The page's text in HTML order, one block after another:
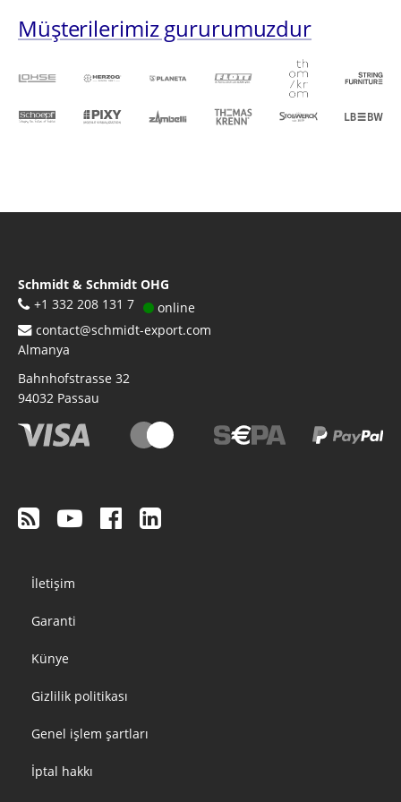
Müşterilerimiz gururumuzdur
Schmidt & Schmidt OHG
+1 332 208 131 7
online
contact@schmidt-export.com
Almanya
Bahnhofstrasse 32
94032 Passau
Footer
menu
İletişim
Garanti
Künye
Gizlilik politikası
Genel işlem şartları
İptal hakkı